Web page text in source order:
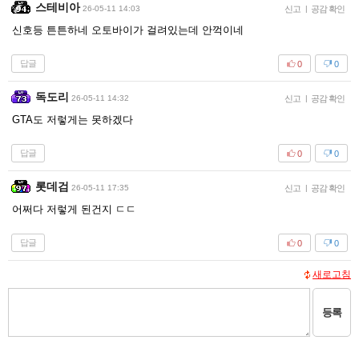
스테비아 26-05-11 14:03 신고 공감 확인
신호등 튼튼하네 오토바이가 걸려있는데 안꺽이네
답글 0
0
독도리 26-05-11 14:32 신고 공감 확인
GTA도 저렇게는 못하겠다
답글 0
0
롯데검 26-05-11 17:35 신고 공감 확인
어쩌다 저렇게 된건지 ㄷㄷ
답글 0
0
새로고침
등록